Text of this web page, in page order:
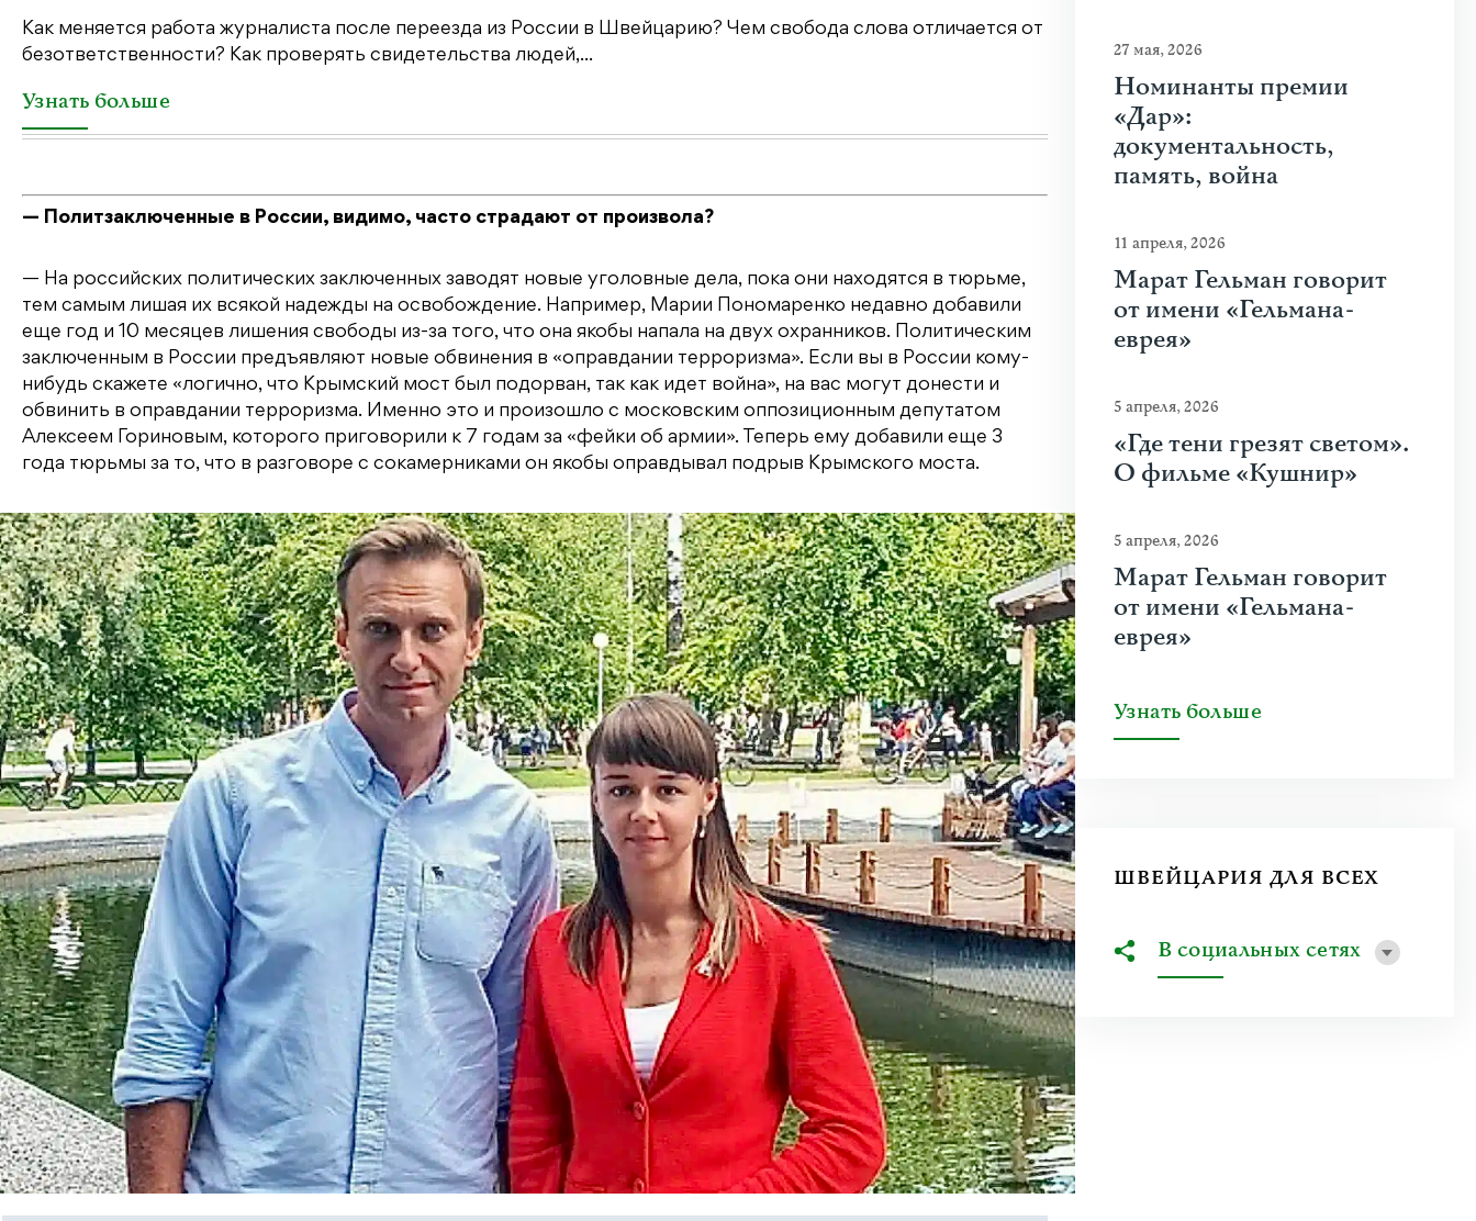
Как меняется работа журналиста после переезда из России в Швейцарию? Чем свобода слова отличается от
безответственности? Как проверять свидетельства людей,...
Узнать больше
спорта, кино и социальных сетей? В чем...
Узнать больше
— Политзаключенные в России, видимо, часто страдают от произвола?
— На российских политических заключенных заводят новые уголовные дела, пока они находятся в тюрьме,
тем самым лишая их всякой надежды на освобождение. Например, Марии Пономаренко недавно добавили
еще год и 10 месяцев лишения свободы из-за того, что она якобы напала на двух охранников. Политическим
заключенным в России предъявляют новые обвинения в «оправдании терроризма». Если вы в России кому-
нибудь скажете «логично, что Крымский мост был подорван, так как идет война», на вас могут донести и
обвинить в оправдании терроризма. Именно это и произошло с московским оппозиционным депутатом
Алексеем Гориновым, которого приговорили к 7 годам за «фейки об армии». Теперь ему добавили еще 3
года тюрьмы за то, что в разговоре с сокамерниками он якобы оправдывал подрыв Крымского моста.
27 мая, 2026
Номинанты премии
«Дар»:
документальность,
память, война
11 апреля, 2026
Марат Гельман говорит
от имени «Гельмана-
еврея»
5 апреля, 2026
«Где тени грезят светом».
О фильме «Кушнир»
5 апреля, 2026
Марат Гельман говорит
от имени «Гельмана-
еврея»
Узнать больше
ШВЕЙЦАРИЯ ДЛЯ ВСЕХ
В социальных сетях